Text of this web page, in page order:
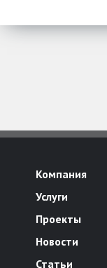
Компания
Услуги
Проекты
Новости
Статьи